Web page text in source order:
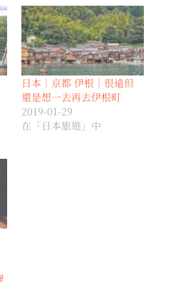
日本｜京都 伊根｜很遠但
還是想一去再去伊根町
2019-01-29
在「日本旅遊」中